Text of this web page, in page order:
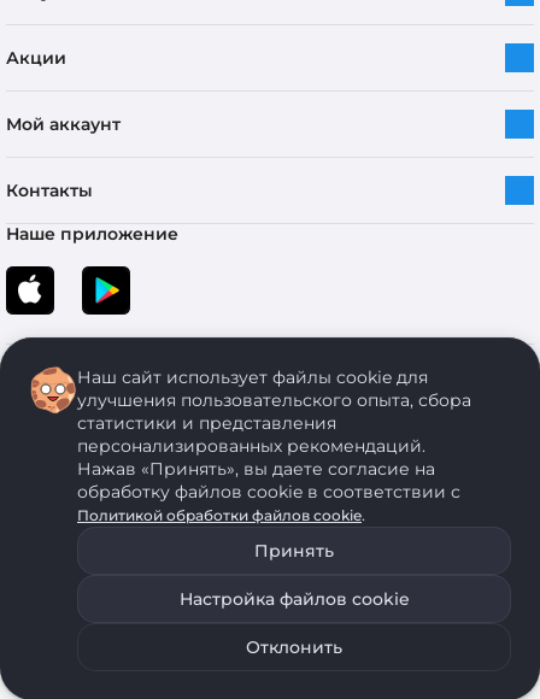
Подобрать аналог Уведомить о наличии
Акции
Мой аккаунт
Контакты
Наше приложение
Copyright © 2005-2026 ОДО “ЭКОНОМСТРОЙ”. Все права защищены.
ОДО "ЭКОНОМСТРОЙ" Юр.адрес: 224011, г. Брест, ул. Чичерина, д. 26 УНП: 290429086, регистрация:№
05554, выдано 06 сентября 2005 г. Зарегистрировал Брестский областной исполнительный комитет 31
августа 2005 г. Регистрация интернет-магазина: в Торговом реестре Республики Беларусь № 525626
ОДО "ЭКОНОМСТРОЙ" использует на своем сайте анонимные данные, передаваемые с помощью
файлов cookie. Для запрета использования файлов cookie воспользуйтесь соответствующими
настройками своего браузера. Политика обработки персональных данных
Наш сайт использует файлы cookie для
улучшения пользовательского опыта, сбора
статистики и представления
персонализированных рекомендаций.
Нажав «Принять», вы даете согласие на
обработку файлов cookie в соответствии с
Политикой обработки файлов cookie.
Принять
Настройка файлов cookie
Отклонить